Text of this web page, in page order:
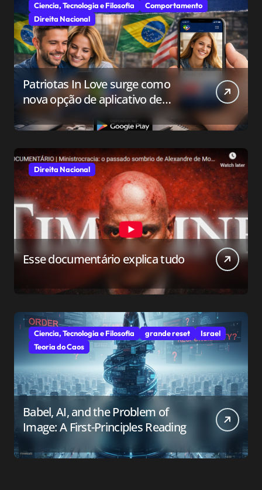
Ciencia, Tecnologia e Filosofia
Comportamento
Direita Nacional
Patriotas In Love surge como
nova opção de aplicativo de
relacionamento para o público
conservador
Direita Nacional
Esse documentário explica tudo
Ciencia, Tecnologia e Filosofia grande reset
Israel
Teoria do Caos
Babel, AI, and the Problem of
Image: A First-Principles Reading